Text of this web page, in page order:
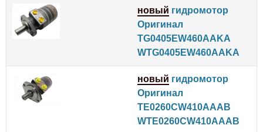
новый гидромотор
Оригинал
TG0405EW460AAKA
WTG0405EW460AAKA
новый гидромотор
Оригинал
TE0260CW410AAAB
WTE0260CW410AAAB